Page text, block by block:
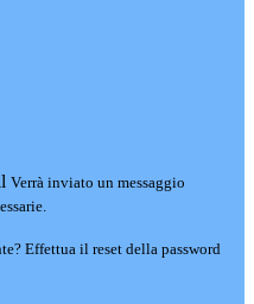
Verrà inviato un messaggio
Effettua il reset della password